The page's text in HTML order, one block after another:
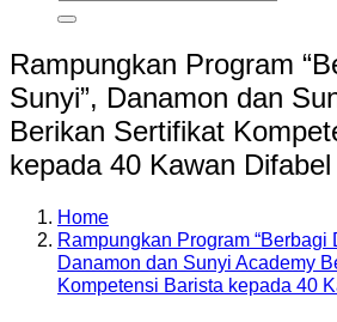
Rampungkan Program
Sunyi”, Danamon dan
Berikan Sertifikat
kepada 40 Kawan Difabel
Home
Rampungkan Program “Berbagi
Danamon dan Sunyi Academy
Kompetensi Barista kepada 40